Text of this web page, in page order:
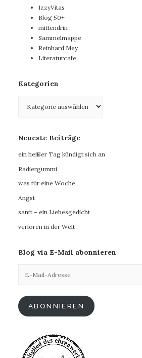
IzzyVitas
Blog 50+
mittendrin
Sammelmappe
Reinhard Mey
Literaturcafe
Kategorien
Neueste Beiträge
ein heißer Tag kündigt sich an
Radiergummi
was für eine Woche
Angst
sanft – ein Liebesgedicht
verloren in der Welt
Blog via E-Mail abonnieren
Mail-
ABONNIEREN